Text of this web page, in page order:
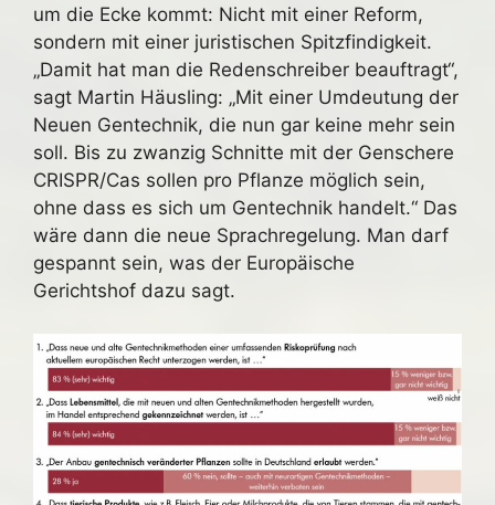
um die Ecke kommt: Nicht mit einer Reform,
sondern mit einer juristischen Spitzfindigkeit.
„Damit hat man die Redenschreiber beauftragt“,
sagt Martin Häusling: „Mit einer Umdeutung der
Neuen Gentechnik, die nun gar keine mehr sein
soll. Bis zu zwanzig Schnitte mit der Genschere
CRISPR/Cas sollen pro Pflanze möglich sein,
ohne dass es sich um Gentechnik handelt.“ Das
wäre dann die neue Sprachregelung. Man darf
gespannt sein, was der Europäische
Gerichtshof dazu sagt.